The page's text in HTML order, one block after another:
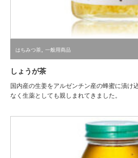
はちみつ茶 一般用商品
しょうが茶
国内産の生姜をアルゼンチン産の蜂蜜に漬け
なく生薬としても親しまれてきました。